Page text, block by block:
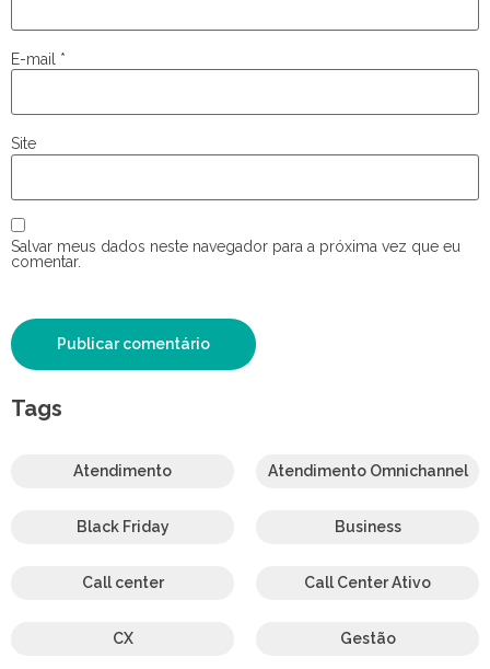
E-mail *
Site
Salvar meus dados neste navegador para a próxima vez que eu
comentar.
Tags
Atendimento Atendimento Omnichannel
Black Friday Business
Call center Call Center Ativo
CX Gestão